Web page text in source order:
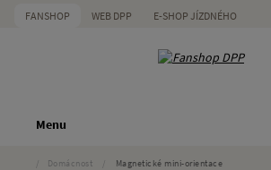
FANSHOP WEB DPP E-SHOP JÍZDNÉHO
Menu
Domácnost Magnetické mini-orientace